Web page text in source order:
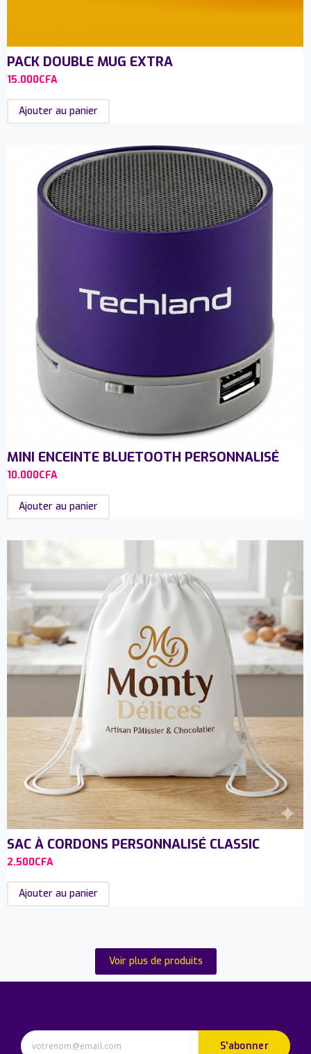
PACK DOUBLE MUG EXTRA
15.000CFA
Ajouter au panier
MINI ENCEINTE BLUETOOTH PERSONNALISÉ
10.000CFA
Ajouter au panier
SAC À CORDONS PERSONNALISÉ CLASSIC
2.500CFA
Ajouter au panier
Voir plus de produits
S'abonner